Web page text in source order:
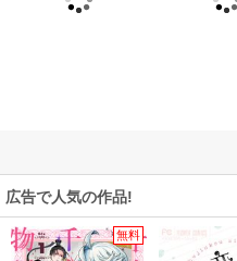
広告で人気の作品!
無料